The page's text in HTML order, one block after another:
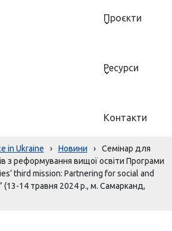
Проєкти
Ресурси
Контакти
in Ukraine › Новини ›
Семінар для
з реформування вищої освіти Програми
third mission: Partnering for social and
(13-14 травня 2024 р., м. Самарканд,